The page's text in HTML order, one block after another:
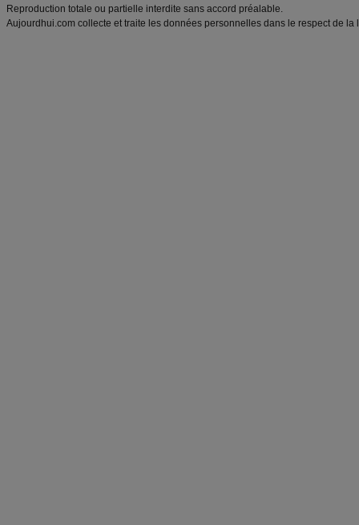
Reproduction totale ou partielle interdite sans accord préalable.
Aujourdhui.com collecte et traite les données personnelles dans le respect de